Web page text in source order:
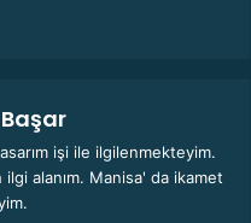
işi ile ilgilenmekteyim.
alanım. Manisa' da ikamet